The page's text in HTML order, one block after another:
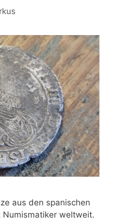
aus den spanischen
weltweit.